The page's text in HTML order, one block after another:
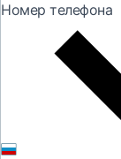
Номер телефона